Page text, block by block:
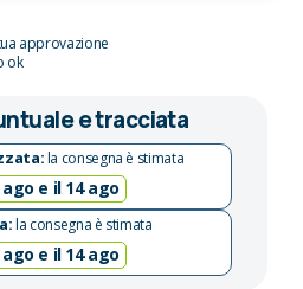
approvazione
ok
e tracciata
la consegna è stimata
e il 14 ago
la consegna è stimata
e il 14 ago